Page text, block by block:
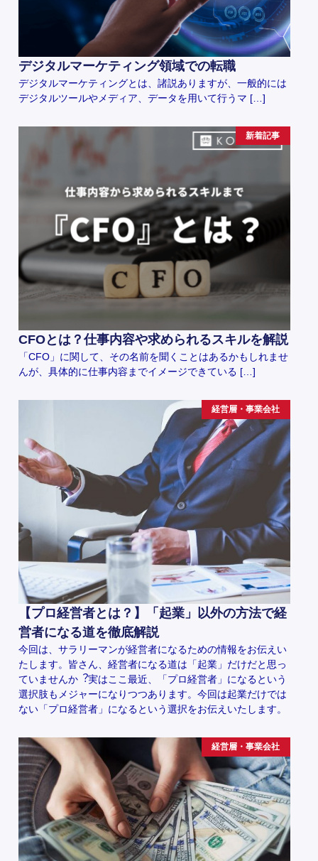
デジタルマーケティング領域での転職
デジタルマーケティングとは、諸説ありますが、一般的には
デジタルツールやメディア、データを用いて行うマ […]
新着記事
CFOとは？仕事内容や求められるスキルを解説
「CFO」に関して、その名前を聞くことはあるかもしれませ
んが、具体的に仕事内容までイメージできている […]
経営層・事業会社
【プロ経営者とは？】「起業」以外の方法で経
営者になる道を徹底解説
今回は、サラリーマンが経営者になるための情報をお伝えい
たします。皆さん、経営者になる道は「起業」だけだと思っ
ていませんか︖実はここ最近、「プロ経営者」になるという
選択肢もメジャーになりつつあります。今回は起業だけでは
ない「プロ経営者」になるという選択をお伝えいたします。
経営層・事業会社